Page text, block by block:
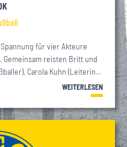
für vier Akteure
reisten Britt und
Carola Kuhn (Leiterin…
WEITERLESEN